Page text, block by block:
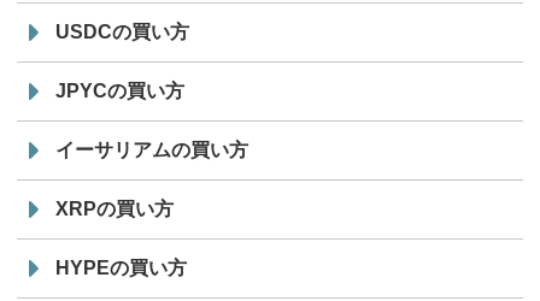
USDCの買い方
JPYCの買い方
イーサリアムの買い方
XRPの買い方
HYPEの買い方